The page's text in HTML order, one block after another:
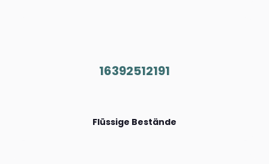
16392512191
Flüssige Bestände